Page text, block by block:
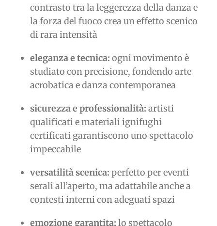
contrasto tra la leggerezza della danza e
la forza del fuoco crea un effetto scenico
di rara intensità
eleganza e tecnica: ogni movimento è
studiato con precisione, fondendo arte
acrobatica e danza contemporanea
sicurezza e professionalità: artisti
qualificati e materiali ignifughi
certificati garantiscono uno spettacolo
impeccabile
versatilità scenica: perfetto per eventi
serali all’aperto, ma adattabile anche a
contesti interni con adeguati spazi
emozione garantita: lo spettacolo